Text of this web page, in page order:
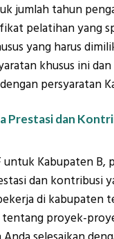
jumlah tahun
pelatihan yang
yang harus
khusus ini
persyaratan
Prestasi dan
untuk Kabupaten
dan kontribusi
di kabupaten
proyek-